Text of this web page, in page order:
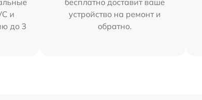
и
до 3
бесплатно доставит ваше
устройство на ремонт и
обратно.